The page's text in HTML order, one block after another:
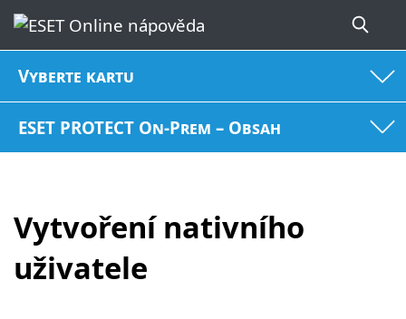
Vyberte kartu
ESET PROTECT On-Prem – Obsah
Vytvoření nativního
uživatele